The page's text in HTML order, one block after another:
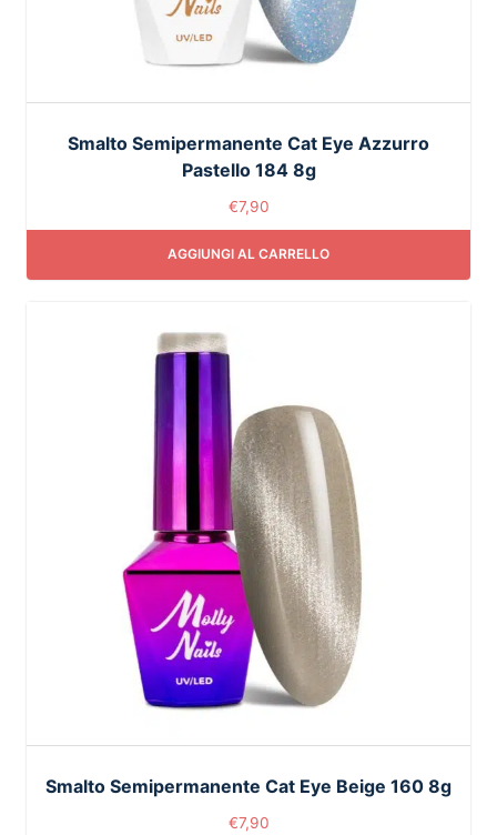
Smalto Semipermanente Cat Eye Azzurro
Pastello 184 8g
€7,90
AGGIUNGI AL CARRELLO
Smalto Semipermanente Cat Eye Beige 160 8g
€7,90